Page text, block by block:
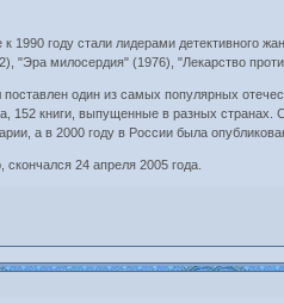
1990 году стали лидерами детективного
"Эра милосердия" (1976), "Лекарство
один из самых популярных
152 книги, выпущенные в разных
а в 2000 году в России была
24 апреля 2005 года.